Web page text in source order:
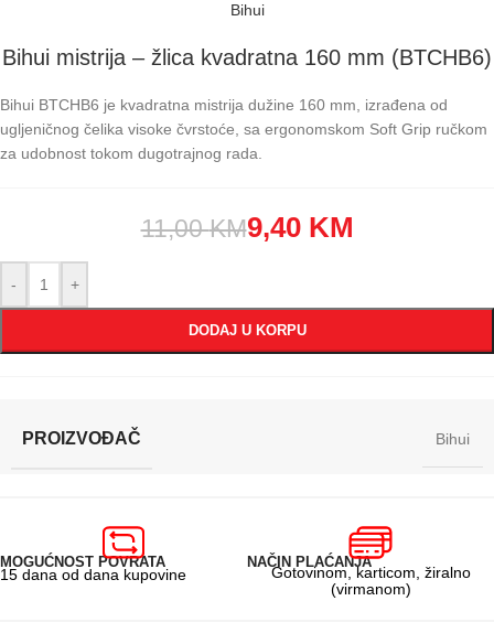
Bihui
Bihui mistrija – žlica kvadratna 160 mm (BTCHB6)
Bihui BTCHB6 je kvadratna mistrija dužine 160 mm, izrađena od
ugljeničnog čelika visoke čvrstoće, sa ergonomskom Soft Grip ručkom
za udobnost tokom dugotrajnog rada.
11,00KM9,40 KM
- +
DODAJ U KORPU
PROIZVOĐAČ Bihui
MOGUĆNOST POVRATA
15 dana od dana kupovine
NAČIN PLAĆANJA
Gotovinom, karticom, žiralno
(virmanom)